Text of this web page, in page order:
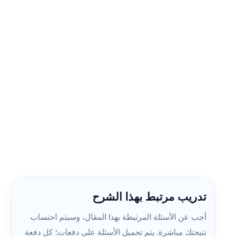
تدريب مرتبط بهذا الشرح
أجب عن الأسئلة المرتبطة بهذا المقال، وسيتم احتساب
نتيجتك مباشرة. يتم تحميل الأسئلة على دفعات؛ كل دفعة